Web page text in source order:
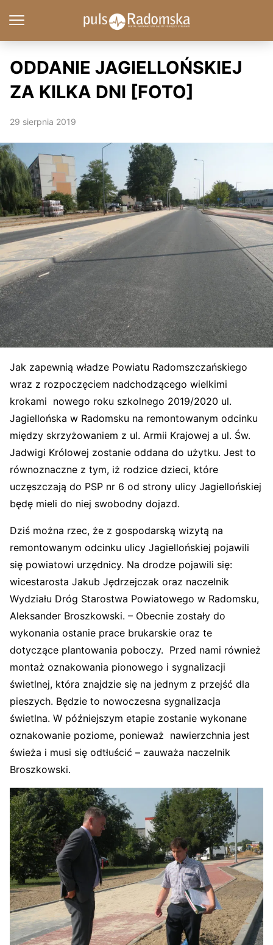
ODDANIE JAGIELLOŃSKIEJ
ZA KILKA DNI [FOTO]
29 sierpnia 2019
Jak zapewnią władze Powiatu Radomszczańskiego
wraz z rozpoczęciem nadchodzącego wielkimi
krokami nowego roku szkolnego 2019/2020 ul.
Jagiellońska w Radomsku na remontowanym odcinku
między skrzyżowaniem z ul. Armii Krajowej a ul. Św.
Jadwigi Królowej zostanie oddana do użytku. Jest to
równoznaczne z tym, iż rodzice dzieci, które
uczęszczają do PSP nr 6 od strony ulicy Jagiellońskiej
będę mieli do niej swobodny dojazd.
Dziś można rzec, że z gospodarską wizytą na
remontowanym odcinku ulicy Jagiellońskiej pojawili
się powiatowi urzędnicy. Na drodze pojawili się:
wicestarosta Jakub Jędrzejczak oraz naczelnik
Wydziału Dróg Starostwa Powiatowego w Radomsku,
Aleksander Broszkowski. – Obecnie zostały do
wykonania ostanie prace brukarskie oraz te
dotyczące plantowania poboczy. Przed nami również
montaż oznakowania pionowego i sygnalizacji
świetlnej, która znajdzie się na jednym z przejść dla
pieszych. Będzie to nowoczesna sygnalizacja
świetlna. W późniejszym etapie zostanie wykonane
oznakowanie poziome, ponieważ nawierzchnia jest
świeża i musi się odtłuścić – zauważa naczelnik
Broszkowski.